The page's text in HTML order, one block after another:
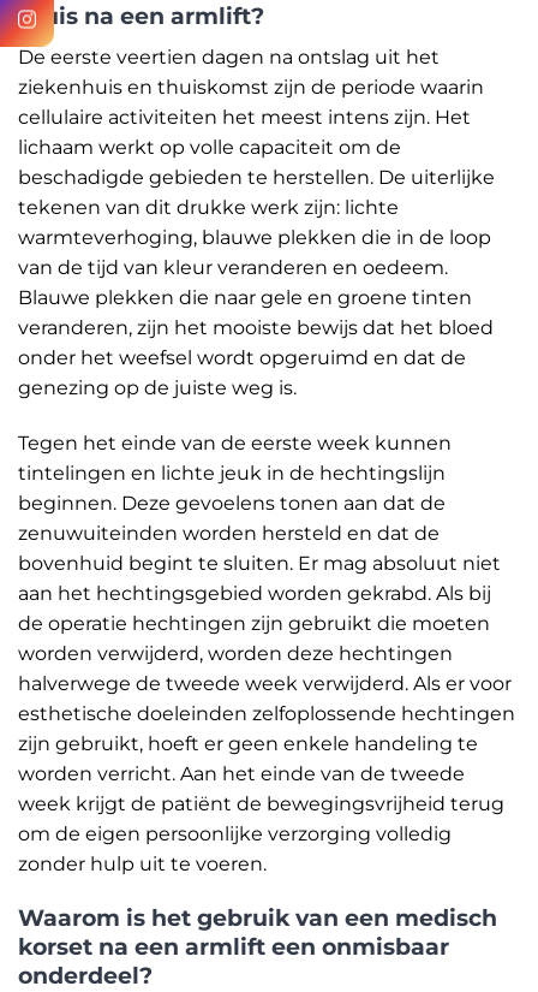
thuis na een armlift?
De eerste veertien dagen na ontslag uit het
ziekenhuis en thuiskomst zijn de periode waarin
cellulaire activiteiten het meest intens zijn. Het
lichaam werkt op volle capaciteit om de
beschadigde gebieden te herstellen. De uiterlijke
tekenen van dit drukke werk zijn: lichte
warmteverhoging, blauwe plekken die in de loop
van de tijd van kleur veranderen en oedeem.
Blauwe plekken die naar gele en groene tinten
veranderen, zijn het mooiste bewijs dat het bloed
onder het weefsel wordt opgeruimd en dat de
genezing op de juiste weg is.
Tegen het einde van de eerste week kunnen
tintelingen en lichte jeuk in de hechtingslijn
beginnen. Deze gevoelens tonen aan dat de
zenuwuiteinden worden hersteld en dat de
bovenhuid begint te sluiten. Er mag absoluut niet
aan het hechtingsgebied worden gekrabd. Als bij
de operatie hechtingen zijn gebruikt die moeten
worden verwijderd, worden deze hechtingen
halverwege de tweede week verwijderd. Als er voor
esthetische doeleinden zelfoplossende hechtingen
zijn gebruikt, hoeft er geen enkele handeling te
worden verricht. Aan het einde van de tweede
week krijgt de patiënt de bewegingsvrijheid terug
om de eigen persoonlijke verzorging volledig
zonder hulp uit te voeren.
Waarom is het gebruik van een medisch
korset na een armlift een onmisbaar
onderdeel?